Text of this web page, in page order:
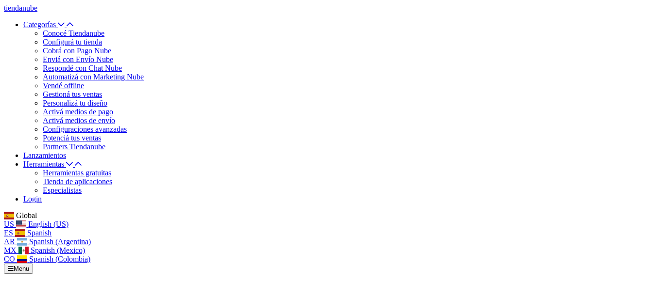
tiendanube
Categorías
Conocé Tiendanube
Configurá tu tienda
Cobrá con Pago Nube
Enviá con Envío Nube
Respondé con Chat Nube
Automatizá con Marketing Nube
Vendé offline
Gestioná tus ventas
Personalizá tu diseño
Activá medios de pago
Activá medios de envío
Configuraciones avanzadas
Potenciá tus ventas
Partners Tiendanube
Lanzamientos
Herramientas
Herramientas gratuitas
Tienda de aplicaciones
Especialistas
Login
Global
US
English (US)
ES
Spanish
AR
Spanish (Argentina)
MX
Spanish (Mexico)
CO
Spanish (Colombia)
Menu